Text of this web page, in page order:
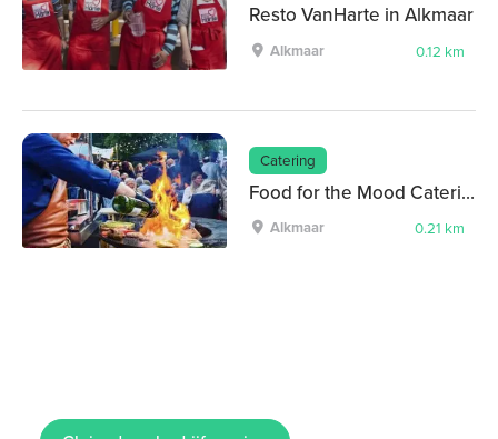
Resto VanHarte in Alkmaar
Alkmaar 0.12 km
Catering
Food for the Mood Catering & Events
Alkmaar 0.21 km